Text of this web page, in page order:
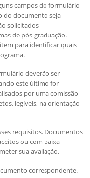
campos do formulário
do documento seja
solicitados
de pós-graduação.
para identificar quais
deverão ser
este último for
por uma comissão
legíveis, na orientação
requisitos. Documentos
ou com baixa
sua avaliação.
correspondente.